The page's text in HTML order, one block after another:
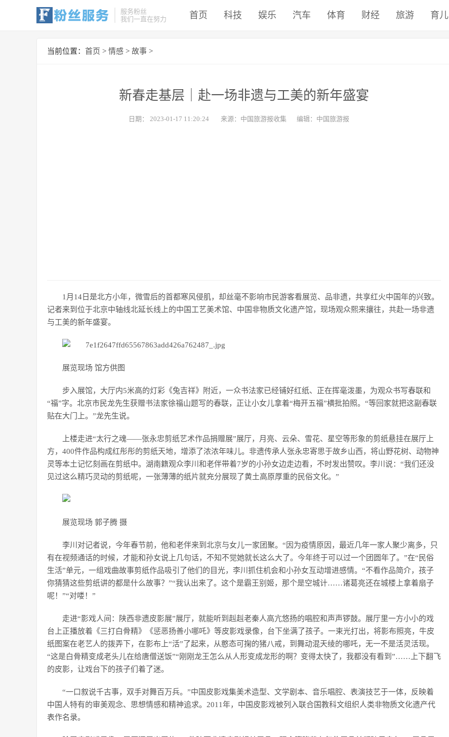
服务粉丝
我们一直在努力
首页 科技 娱乐 汽车 体育 财经 旅游 育儿
当前位置： 首页 > 情感 > 故事 >
新春走基层｜赴一场非遗与工美的新年盛宴
日期： 2023-01-17 11:20:24 来源：中国旅游报收集 编辑：中国旅游报
1月14日是北方小年，微雪后的首都寒风侵肌，却丝毫不影响市民游客看展览、品非遗，共享红火中国年的兴致。
记者来到位于北京中轴线北延长线上的中国工艺美术馆、中国非物质文化遗产馆，现场观众熙来攘往，共赴一场非遗
与工美的新年盛宴。
展览现场 馆方供图
步入展馆，大厅内5米高的灯彩《兔吉祥》附近，一众书法家已经铺好红纸、正在挥毫泼墨，为观众书写春联和
“福”字。北京市民龙先生获赠书法家徐福山题写的春联，正让小女儿拿着“梅开五福”横批拍照。“等回家就把这副春联
贴在大门上。”龙先生说。
上楼走进“太行之魂——张永忠剪纸艺术作品捐赠展”展厅，月亮、云朵、雪花、星空等形象的剪纸悬挂在展厅上
方，400件作品构成红彤彤的剪纸天地，增添了浓浓年味儿。非遗传承人张永忠寄思于故乡山西，将山野花树、动物神
灵等本土记忆刻画在剪纸中。湖南籍观众李川和老伴带着7岁的小孙女边走边看，不时发出赞叹。李川说：“我们还没
见过这么精巧灵动的剪纸呢，一张薄薄的纸片就充分展现了黄土高原厚重的民俗文化。”
展览现场 郭子腾 摄
李川对记者说，今年春节前，他和老伴来到北京与女儿一家团聚。“因为疫情原因，最近几年一家人聚少离多，只
有在视频通话的时候，才能和孙女说上几句话，不知不觉她就长这么大了。今年终于可以过一个团圆年了。”在“民俗
生活”单元，一组戏曲故事剪纸作品吸引了他们的目光，李川抓住机会和小孙女互动增进感情。“不看作品简介，孩子
你猜猜这些剪纸讲的都是什么故事？”“我认出来了。这个是霸王别姬，那个是空城计……诸葛亮还在城楼上拿着扇子
呢！”“对喽！”
走进“影戏人间：陕西非遗皮影展”展厅，就能听到赳赳老秦人高亢悠扬的唱腔和声声锣鼓。展厅里一方小小的戏
台上正播放着《三打白骨精》《惩恶扬善小哪吒》等皮影戏录像，台下坐满了孩子。一束光打出，将影布照亮，牛皮
纸图案在老艺人的拨弄下，在影布上“活”了起来，从憨态可掬的猪八戒，到舞动混天绫的哪吒，无一不是活灵活现。
“这是白骨精变成老头儿在给唐僧送饭”“刚刚龙王怎么从人形变成龙形的啊？变得太快了，我都没有看到”……上下翻飞
的皮影，让戏台下的孩子们着了迷。
“一口叙说千古事，双手对舞百万兵。”中国皮影戏集美术造型、文学剧本、音乐唱腔、表演技艺于一体，反映着
中国人特有的审美观念、思想情感和精神追求。2011年，中国皮影戏被列入联合国教科文组织人类非物质文化遗产代
表作名录。